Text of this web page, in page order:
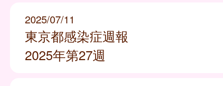
2025/07/11
東京都感染症週報
2025年第27週